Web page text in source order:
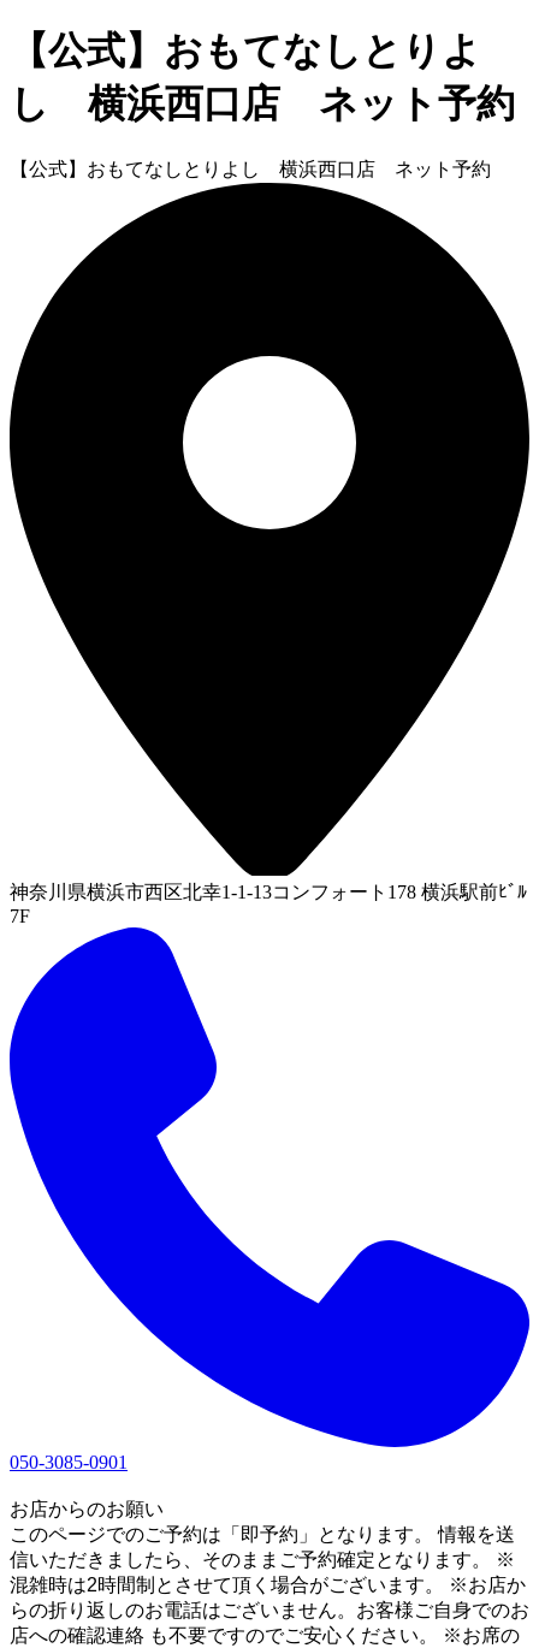
【公式】おもてなしとりよ
し 横浜西口店 ネット予約
【公式】おもてなしとりよし 横浜西口店 ネット予約
神奈川県横浜市西区北幸1-1-13コンフォート178 横浜駅前ﾋﾞﾙ
7F
050-3085-0901
お店からのお願い
このページでのご予約は「即予約」となります。 情報を送
信いただきましたら、そのままご予約確定となります。 ※
混雑時は2時間制とさせて頂く場合がございます。 ※お店か
らの折り返しのお電話はございません。お客様ご自身でのお
店への確認連絡 も不要ですのでご安心ください。 ※お席の